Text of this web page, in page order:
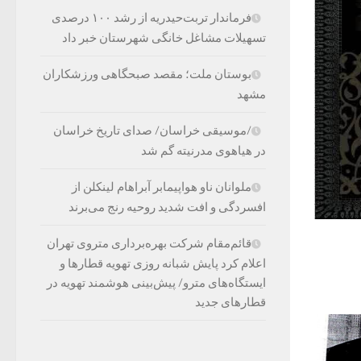
فرماندار تربت‌حیدریه از رشد ۱۰۰ درصدی
تسهیلات مشاغل خانگی شهرستان خبر داد
بوستان ملت؛ مقصد صبحگاهی ورزشکاران
مشهد
/موسیقی خراسان/ صدای تاریخ خراسان
در هیاهوی مدرنیته گم شد
ملوانان ناو هواپیمابر آبراهام لینکلن از
افسردگی و افت شدید روحیه رنج می‌برند
قائم‌مقام شرکت بهره‌برداری متروی تهران
اعلام کرد پایش شبانه روزی تهویه قطارها و
ایستگاه‌های مترو/ پیش‌بینی هوشمند تهویه در
قطارهای جدید